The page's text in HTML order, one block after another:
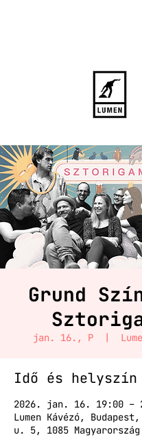
Grund
jan. 16., P
  |
Idő és helyszín
2026. jan. 16. 19:00 –
Lumen Kávézó,
u. 5, 1085 Magyarország